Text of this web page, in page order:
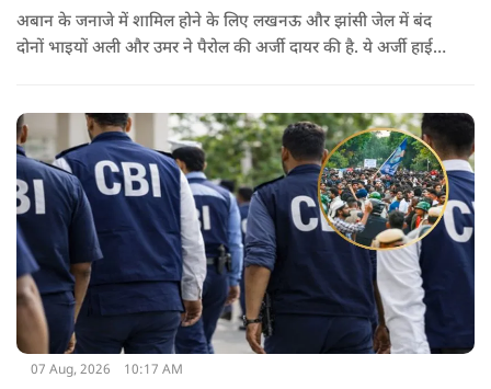
अबान के जनाजे में शामिल होने के लिए लखनऊ और झांसी जेल में बंद
दोनों भाइयों अली और उमर ने पैरोल की अर्जी दायर की है. ये अर्जी हाई
07 Aug, 2026 10:17 AM